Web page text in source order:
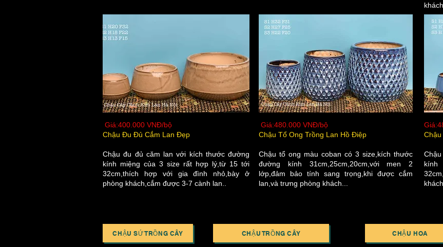
Giá:400.000 VNĐ/bộ
Chậu Đu Đủ Cắm Lan Đẹp
Chậu đu đủ căm lan với kích thước đường
kính miệng của 3 size rất hợp lý,từ 15 tới
32cm,thích hợp với gia đình nhỏ,bày ở
phòng khách,cắm được 3-7 cành lan..
Giá:480.000 VNĐ/bộ
Chậu Tổ Ong Trồng Lan Hồ Điệp
Chậu tổ ong màu coban có 3 size,kích thước
đường kính 31cm,25cm,20cm,với men 2
lớp,đảm bảo tính sang trọng,khi được cắm
lan,và trưng phòng khách...
kính
CHẬU SỨ TRỒNG CÂY CHẬU TRỒNG CÂY CHẬU HOA